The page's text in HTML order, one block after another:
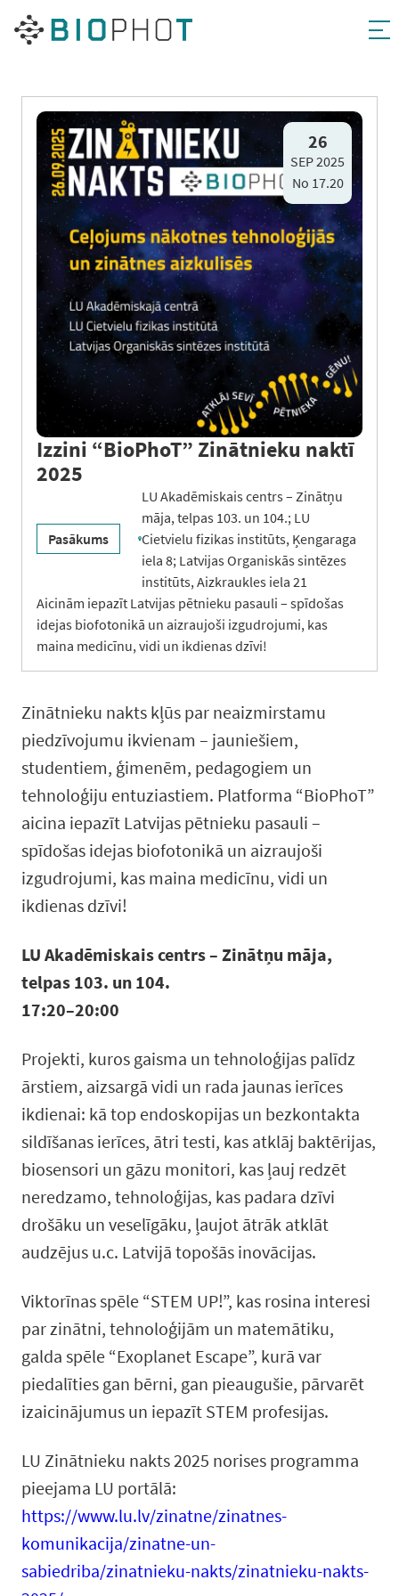
Pāriet
saturu
26
SEP 2025
No 17.20
Izzini “BioPhoT” Zinātnieku naktī
2025
Pasākums
LU Akadēmiskais centrs – Zinātņu
māja, telpas 103. un 104.; LU
Cietvielu fizikas institūts, Ķengaraga
iela 8; Latvijas Organiskās sintēzes
institūts, Aizkraukles iela 21
Aicinām iepazīt Latvijas pētnieku pasauli – spīdošas
idejas biofotonikā un aizraujoši izgudrojumi, kas
maina medicīnu, vidi un ikdienas dzīvi!
Zinātnieku nakts kļūs par neaizmirstamu
piedzīvojumu ikvienam – jauniešiem,
studentiem, ģimenēm, pedagogiem un
tehnoloģiju entuziastiem. Platforma “BioPhoT”
aicina iepazīt Latvijas pētnieku pasauli –
spīdošas idejas biofotonikā un aizraujoši
izgudrojumi, kas maina medicīnu, vidi un
ikdienas dzīvi!
LU Akadēmiskais centrs – Zinātņu māja,
telpas 103. un 104.
17:20–20:00
Projekti, kuros gaisma un tehnoloģijas palīdz
ārstiem, aizsargā vidi un rada jaunas ierīces
ikdienai: kā top endoskopijas un bezkontakta
sildīšanas ierīces, ātri testi, kas atklāj baktērijas,
biosensori un gāzu monitori, kas ļauj redzēt
neredzamo, tehnoloģijas, kas padara dzīvi
drošāku un veselīgāku, ļaujot ātrāk atklāt
audzējus u.c. Latvijā topošās inovācijas.
Viktorīnas spēle “STEM UP!”, kas rosina interesi
par zinātni, tehnoloģijām un matemātiku,
galda spēle “Exoplanet Escape”, kurā var
piedalīties gan bērni, gan pieaugušie, pārvarēt
izaicinājumus un iepazīt STEM profesijas.
LU Zinātnieku nakts 2025 norises programma
pieejama LU portālā:
https://www.lu.lv/zinatne/zinatnes-
komunikacija/zinatne-un-
sabiedriba/zinatnieku-nakts/zinatnieku-nakts-